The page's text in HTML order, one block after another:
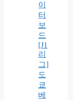
이
터
보
드
[J1
리
그]
도
쿄
베